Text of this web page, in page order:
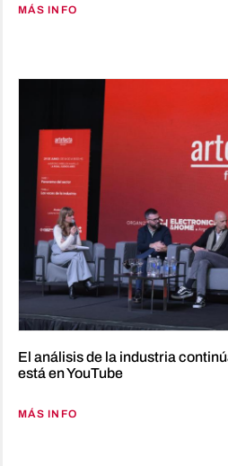
MÁS INFO
El análisis de la industria
está en YouTube
MÁS INFO